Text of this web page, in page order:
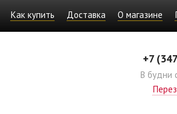
Как купить Доставка О магазине
+7
В будни